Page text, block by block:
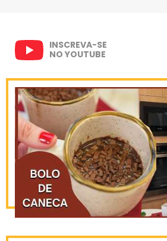
INSCREVA-SE
NO YOUTUBE